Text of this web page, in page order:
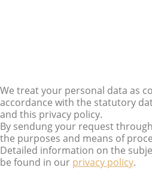
We treat your personal data as
accordance with the statutory
and this privacy policy.
By sendung your request
the purposes and means of
Detailed information on the
be found in our privacy policy.